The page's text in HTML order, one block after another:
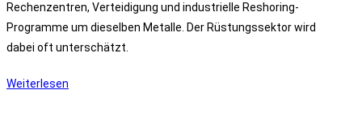
Rechenzentren, Verteidigung und industrielle Reshoring-
Programme um dieselben Metalle. Der Rüstungssektor wird
dabei oft unterschätzt.
Weiterlesen